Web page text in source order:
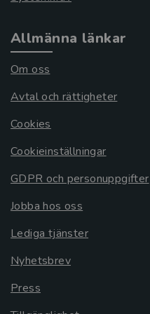
Allmänna länkar
Om oss
Avtal och rättigheter
Cookies
Cookieinställningar
GDPR och personuppgifter
Jobba hos oss
Lediga tjänster
Nyhetsbrev
Press